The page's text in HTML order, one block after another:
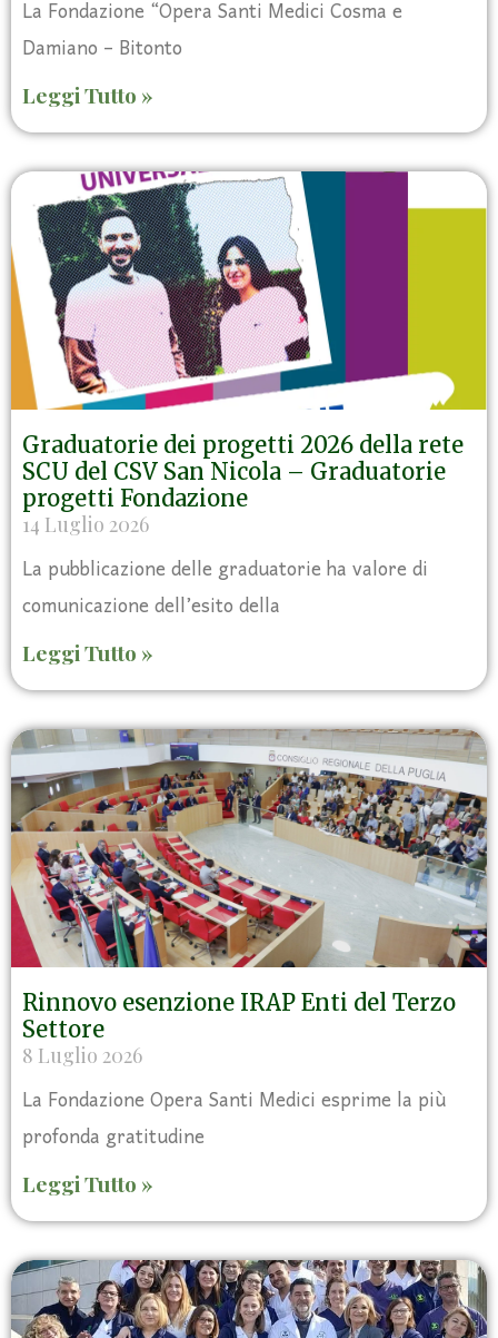
La Fondazione “Opera Santi Medici Cosma e
Damiano – Bitonto
Leggi Tutto »
Graduatorie dei progetti 2026 della rete
SCU del CSV San Nicola – Graduatorie
progetti Fondazione
14 Luglio 2026
La pubblicazione delle graduatorie ha valore di
comunicazione dell’esito della
Leggi Tutto »
Rinnovo esenzione IRAP Enti del Terzo
Settore
8 Luglio 2026
La Fondazione Opera Santi Medici esprime la più
profonda gratitudine
Leggi Tutto »